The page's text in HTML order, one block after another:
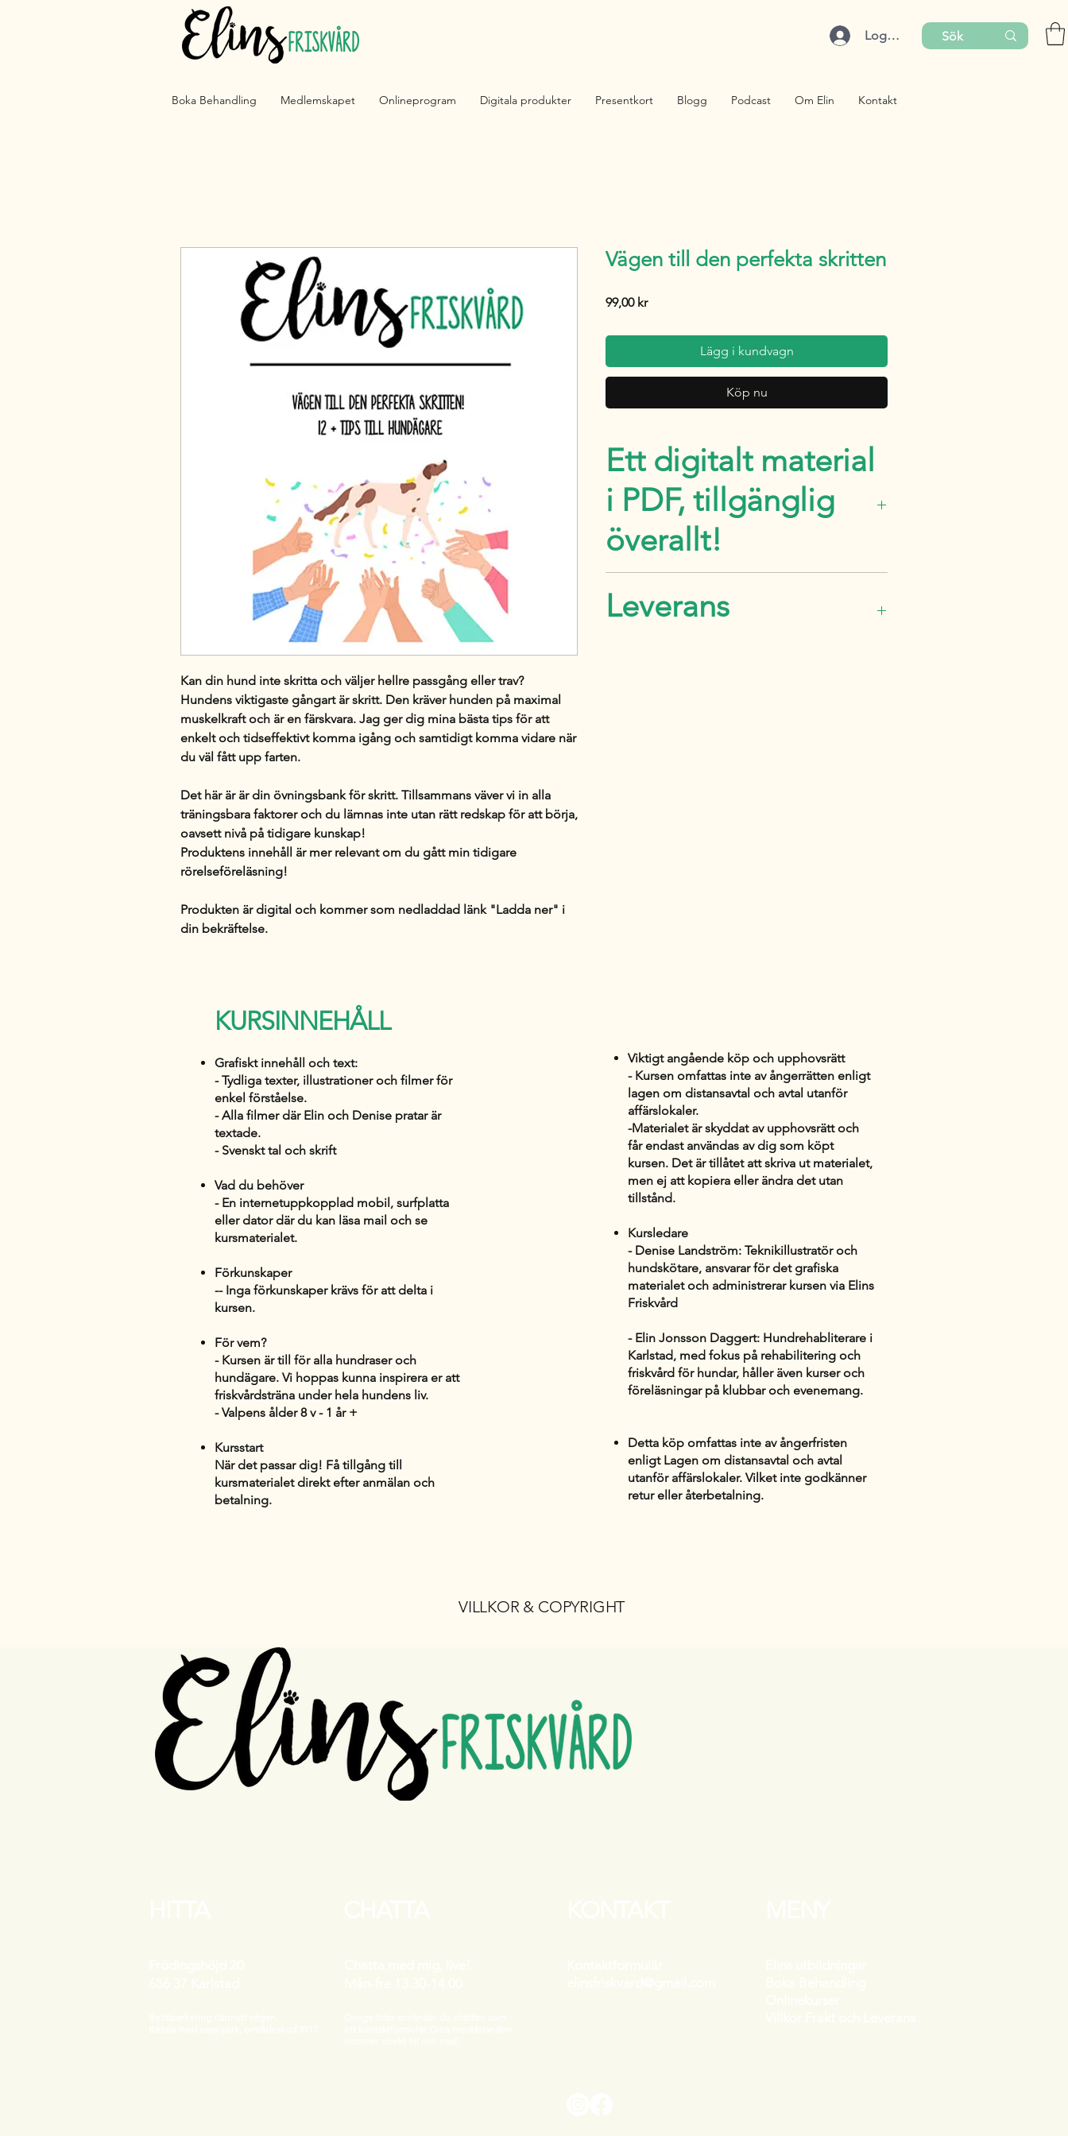
Logga in
Boka Behandling Medlemskapet Onlineprogram Digitala produkter Presentkort Blogg Podcast Om Elin Kontakt
Kan din hund inte skritta och väljer hellre passgång eller trav?
Hundens viktigaste gångart är skritt. Den kräver hunden på maximal
muskelkraftoch är en färskvara. Jag ger dig mina bästa tips för att
enkelt och tidseffektivtkomma igång och samtidigt komma vidare när
du väl fått upp farten.
Det här är är din övningsbank för skritt. Tillsammans väver vi in alla
träningsbara faktoreroch du lämnas inte utan rätt redskap för att börja,
oavsett nivå på tidigare kunskap!
Produktens innehåll är mer relevant om du gått min tidigare
rörelseföreläsning!
Produkten är digital och kommer som nedladdad länk "Ladda ner" i
din bekräftelse.
Vägen till den perfekta skritten
99,00 krPris
Lägg i kundvagn
Köp nu
Ett digitalt material
i PDF, tillgänglig
överallt!
bästa förutsättningarna för rörelse, styrka
Leverans
KURSINNEHÅLL
Grafiskt innehåll och text:
- Tydliga texter, illustrationer och filmer för
enkel förståelse.
- Alla filmer där Elin och Denise pratar är
textade.
- Svenskt tal och skrift
Vad du behöver
- En internetuppkopplad mobil, surfplatta
eller dator där du kan läsa mail och se
kursmaterialet.
Förkunskaper
-- Inga förkunskaper krävs för att delta i
kursen.
För vem?
- Kursen är till för alla hundraser och
hundägare. Vi hoppas kunna inspirera er att
friskvårdsträna under hela hundens liv.
- Valpens ålder 8 v - 1 år +
Kursstart​
När det passar dig! Få tillgång till
kursmaterialet direkt efter anmälan och
betalning.​
Viktigt angående köp och upphovsrätt
- Kursen omfattas inte av ångerrätten enligt
lagen om distansavtal och avtal utanför
affärslokaler.
-Materialet är skyddat av upphovsrätt och
får endast användas av dig som köpt
kursen. Det är tillåtet att skriva ut materialet,
men ej att kopiera eller ändra det utan
tillstånd.
Kursledare
- Denise Landström: Teknikillustratör och
hundskötare, ansvarar för det grafiska
materialet och administrerar kursen via Elins
Friskvård
- Elin Jonsson Daggert: Hundrehabliterare i
Karlstad, med fokus på rehabilitering och
friskvård för hundar, håller även kurser och
föreläsningar på klubbar och evenemang.
Detta köp omfattas inte av ångerfristen
enligt Lagen om distansavtal och avtal
utanför affärslokaler. Vilket inte godkänner
retur eller återbetalning.
VILLKOR & COPYRIGHT